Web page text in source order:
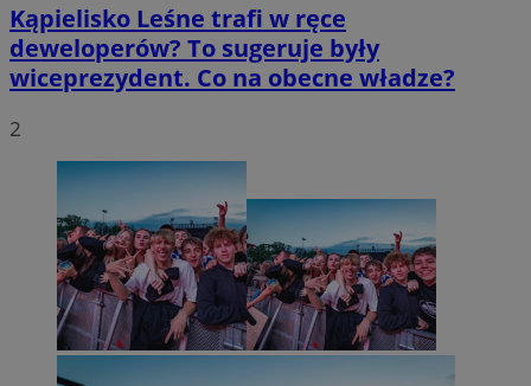
Kąpielisko Leśne trafi w ręce
deweloperów? To sugeruje były
wiceprezydent. Co na obecne władze?
2